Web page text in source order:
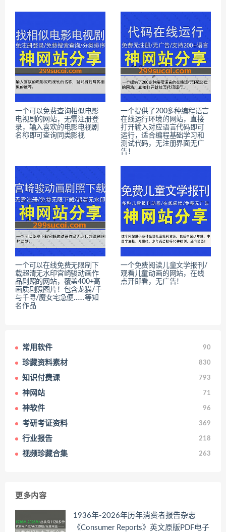
一个可以免费查询相似电影
电视剧的网站，无需注册登
录，输入喜欢的电影电视剧
名称即可查询同类影视
一个提供了200多种编程语言
在线运行环境的网站，直接
打开输入对应语言代码即可
运行，适合编程基础学习和
测试代码，无注册界面无广
告！
一个可以在线免费无限制下
载超清无水印宫崎骏动画作
品剧照的网站，覆盖400+高
画质剧照图片！包含龙猫/千
与千寻/魔女宅急便……等知
名作品
一个免费阅读儿童文学报刊/
观看儿童动画的网站，在线
点开即看，无广告！
常用软件 90
珍藏资料素材 830
知识付费课 793
神网站 71
神软件 96
考研考证资料 369
行业报告 218
视频珍藏合集 263
更多内容
1936年-2026年历年消费者报告杂志
《Consumer Reports》英文原版PDF电子